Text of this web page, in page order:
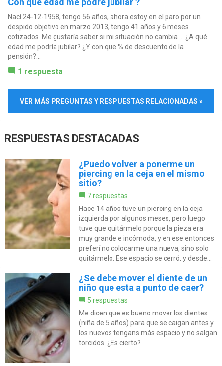
Nací 24-12-1958, tengo 56 años, ahora estoy en el paro por un
despido objetivo en marzo 2013, tengo 41 años y 6 meses
cotizados .Me gustaría saber si mi situación no cambia ... ¿A qué
edad me podría jubilar? ¿Y con que % de descuento de la
pensión?...
1 respuesta
VER MÁS PREGUNTAS Y RESPUESTAS RELACIONADAS »
RESPUESTAS DESTACADAS
¿Puedo volver a ponerme un
piercing en la ceja en el mismo
sitio?
7 respuestas
Hace 14 años tuve un piercing en la ceja
izquierda por algunos meses, pero luego
tuve que quitármelo porque la pieza era
muy grande e incómoda, y en ese entonces
preferí no colocarme una nueva, sino solo
quitármelo. Ese espacio se cerró, y desde...
¿Se debe mover el diente de un
niño que esta a punto de caer?
5 respuestas
Me dicen que es bueno mover los dientes
(niña de 5 años) para que se caigan antes y
los nuevos tengans más espacio y no salgan
torcidos. ¿Es cierto?